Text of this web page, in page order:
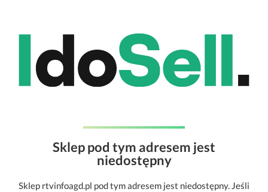
Sklep pod tym adresem jest
niedostępny
Sklep rtvinfoagd.pl pod tym adresem jest niedostępny. Jeśli